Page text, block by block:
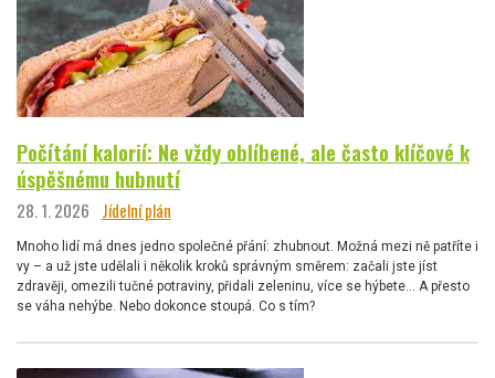
Počítání kalorií: Ne vždy oblíbené, ale často klíčové k
úspěšnému hubnutí
28. 1. 2026 Jídelní plán
Mnoho lidí má dnes jedno společné přání: zhubnout. Možná mezi ně patříte i
vy – a už jste udělali i několik kroků správným směrem: začali jste jíst
zdravěji, omezili tučné potraviny, přidali zeleninu, více se hýbete… A přesto
se váha nehýbe. Nebo dokonce stoupá. Co s tím?